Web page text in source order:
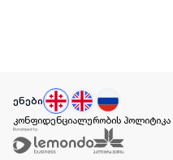
ენები
კონფიდენციალურობის პოლიტიკა